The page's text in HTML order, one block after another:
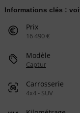
Informations clés :
Prix
16 490 €
Modèle
Captur
Carrosserie
4x4 - SUV